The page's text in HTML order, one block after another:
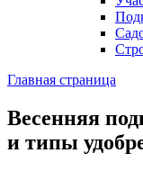
Главная страница
Весенняя
и типы